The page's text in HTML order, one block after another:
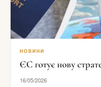
НОВИНИ
ЄС готує нову
16/05/2026